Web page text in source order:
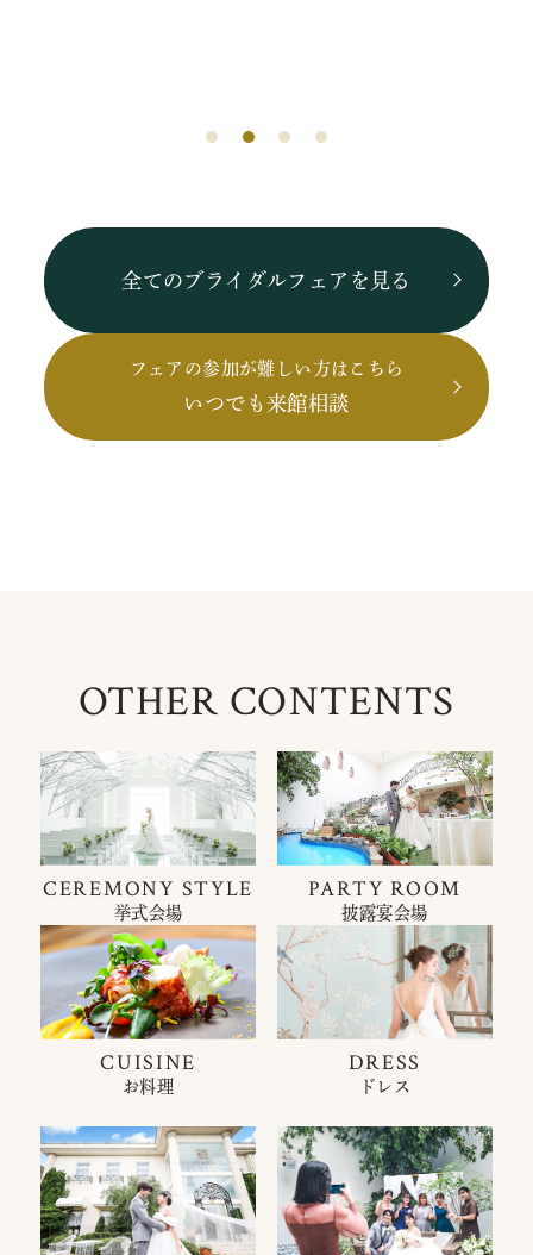
全てのブライダルフェアを見る
フェアの参加が難しい方はこちら
いつでも来館相談
OTHER CONTENTS
CEREMONY STYLE
挙式会場
PARTY ROOM
披露宴会場
CUISINE
お料理
DRESS
ドレス